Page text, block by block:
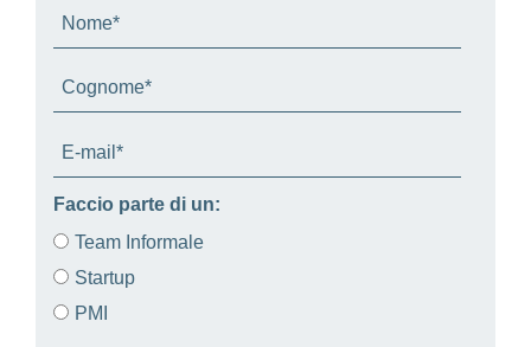
Faccio parte di un:
Team Informale
Startup
PMI